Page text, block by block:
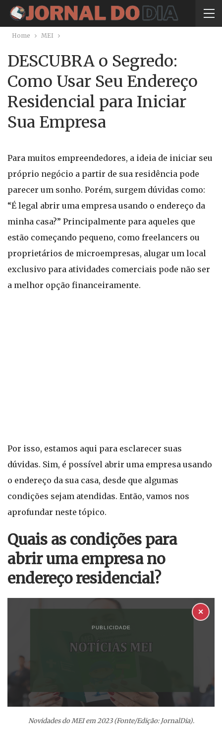
Home MEI
DESCUBRA o Segredo:
Como Usar Seu Endereço
Residencial para Iniciar
Sua Empresa
Para muitos empreendedores, a ideia de iniciar seu
próprio negócio a partir de sua residência pode
parecer um sonho. Porém, surgem dúvidas como:
“É legal abrir uma empresa usando o endereço da
minha casa?” Principalmente para aqueles que
estão começando pequeno, como freelancers ou
proprietários de microempresas, alugar um local
exclusivo para atividades comerciais pode não ser
a melhor opção financeiramente.
Por isso, estamos aqui para esclarecer suas
dúvidas. Sim, é possível abrir uma empresa usando
o endereço da sua casa, desde que algumas
condições sejam atendidas. Então, vamos nos
aprofundar neste tópico.
Quais as condições para
abrir uma empresa no
endereço residencial?
PUBLICIDADE
✕
Novidades do MEI em 2023 (Fonte/Edição: JornalDia).